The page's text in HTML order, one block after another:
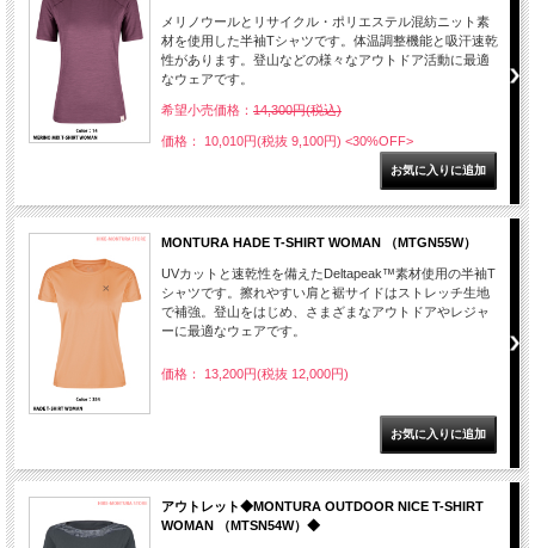
メリノウールとリサイクル・ポリエステル混紡ニット素
材を使用した半袖Tシャツです。体温調整機能と吸汗速乾
性があります。登山などの様々なアウトドア活動に最適
なウェアです。
希望小売価格： 14,300円(税込)
価格： 10,010円(税抜 9,100円) <30%OFF>
MONTURA HADE T-SHIRT WOMAN （MTGN55W）
UVカットと速乾性を備えたDeltapeak™素材使用の半袖T
シャツです。擦れやすい肩と裾サイドはストレッチ生地
で補強。登山をはじめ、さまざまなアウトドアやレジャ
ーに最適なウェアです。
価格： 13,200円(税抜 12,000円)
アウトレット◆MONTURA OUTDOOR NICE T-SHIRT
WOMAN （MTSN54W）◆